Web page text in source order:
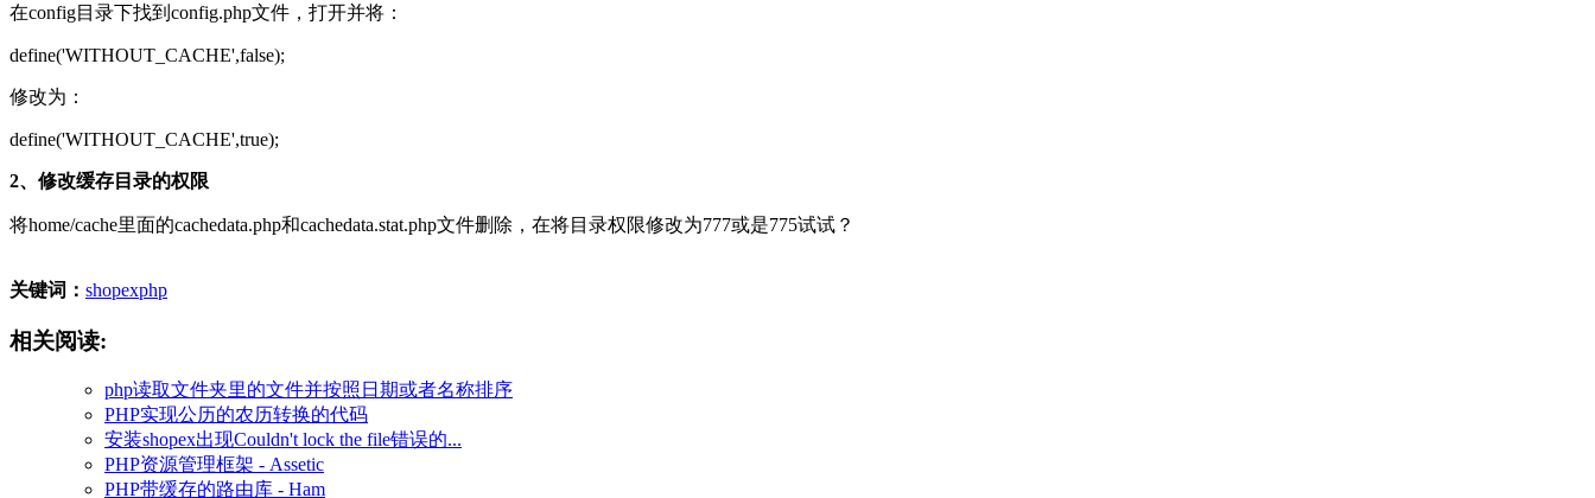
在config目录下找到config.php文件，打开并将：
define('WITHOUT_CACHE',false);
修改为：
define('WITHOUT_CACHE',true);
2、修改缓存目录的权限
将home/cache里面的cachedata.php和cachedata.stat.php文件删除，在将目录权限修改为777或是775试试？
关键词： shopexphp
相关阅读:
php读取文件夹里的文件并按照日期或者名称排序
PHP实现公历的农历转换的代码
安装shopex出现Couldn't lock the file错误的...
PHP资源管理框架 - Assetic
PHP带缓存的路由库 - Ham